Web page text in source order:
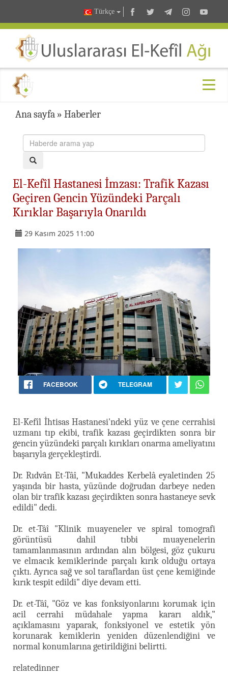
Türkçe
Ana sayfa » Haberler
El-Kefîl Hastanesi İmzası: Trafik Kazası
Geçiren Gencin Yüzündeki Parçalı
Kırıklar Başarıyla Onarıldı
29 Kasım 2025 11:00
FACEBOOK TELEGRAM
El-Kefîl İhtisas Hastanesi'ndeki yüz ve çene cerrahisi
uzmanı tıp ekibi, trafik kazası geçirdikten sonra bir
gencin yüzündeki parçalı kırıkları onarma ameliyatını
başarıyla gerçekleştirdi.
Dr. Rıdvân Et-Tâî, "Mukaddes Kerbelâ eyaletinden 25
yaşında bir hasta, yüzünde doğrudan darbeye neden
olan bir trafik kazası geçirdikten sonra hastaneye sevk
edildi" dedi.
Dr. et-Tâî "Klinik muayeneler ve spiral tomografi
görüntüsü dahil tıbbi muayenelerin
tamamlanmasının ardından alın bölgesi, göz çukuru
ve elmacık kemiklerinde parçalı kırık olduğu ortaya
çıktı. Ayrıca sağ ve sol taraflardan üst çene kemiğinde
kırık tespit edildi" diye devam etti.
Dr. et-Tâî, "Göz ve kas fonksiyonlarını korumak için
acil cerrahi müdahale yapma kararı aldık,"
açıklamasını yaparak, fonksiyonel ve estetik yön
korunarak kemiklerin yeniden düzenlendiğini ve
normal konumlarına getirildiğini belirtti.
relatedinner